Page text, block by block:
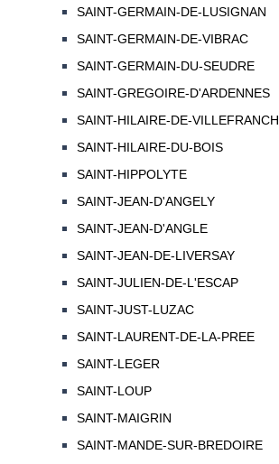
SAINT-GERMAIN-DE-LUSIGNAN
SAINT-GERMAIN-DE-VIBRAC
SAINT-GERMAIN-DU-SEUDRE
SAINT-GREGOIRE-D'ARDENNES
SAINT-HILAIRE-DE-
SAINT-HILAIRE-DU-BOIS
SAINT-HIPPOLYTE
SAINT-JEAN-D'ANGELY
SAINT-JEAN-D'ANGLE
SAINT-JEAN-DE-LIVERSAY
SAINT-JULIEN-DE-L'ESCAP
SAINT-JUST-LUZAC
SAINT-LAURENT-DE-LA-PREE
SAINT-LEGER
SAINT-LOUP
SAINT-MAIGRIN
SAINT-MANDE-SUR-BREDOIRE